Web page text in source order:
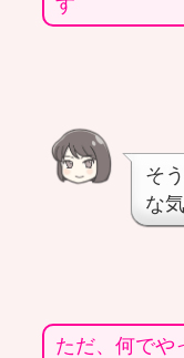
そ
な
ただ、何でや